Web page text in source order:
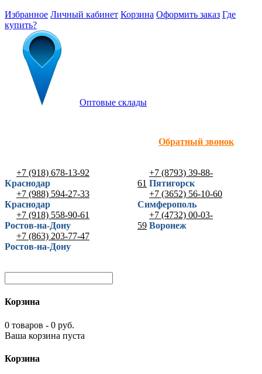
Избранное Личный кабинет Корзина Оформить заказ Где
купить?
Оптовые склады
Обратный звонок
+7 (918) 678-13-92
Краснодар
+7 (988) 594-27-33
Краснодар
+7 (918) 558-90-61
Ростов-на-Дону
+7 (863) 203-77-47
Ростов-на-Дону
+7 (8793) 39-88-
61 Пятигорск
+7 (3652) 56-10-60
Симферополь
+7 (4732) 00-03-
59 Воронеж
Корзина
0 товаров - 0 руб.
Ваша корзина пуста
Корзина